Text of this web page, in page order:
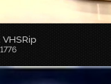
1776